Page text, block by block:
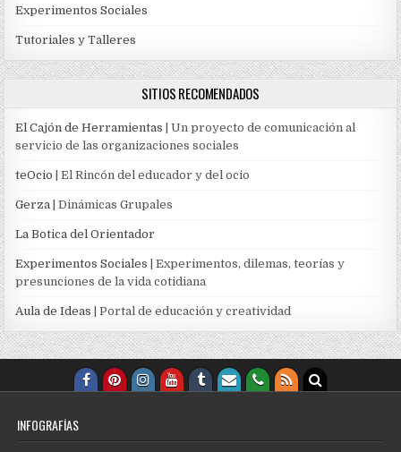
Experimentos Sociales
Tutoriales y Talleres
SITIOS RECOMENDADOS
El Cajón de Herramientas | Un proyecto de comunicación al
servicio de las organizaciones sociales
teOcio | El Rincón del educador y del ocio
Gerza | Dinámicas Grupales
La Botica del Orientador
Experimentos Sociales | Experimentos, dilemas, teorías y
presunciones de la vida cotidiana
Aula de Ideas | Portal de educación y creatividad
INFOGRAFÍAS